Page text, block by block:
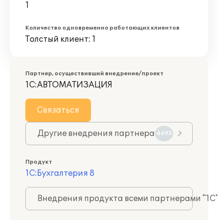
1
Количество одновременно работающих клиентов
Толстый клиент: 1
Партнер, осуществивший внедрение/проект
1С:АВТОМАТИЗАЦИЯ
Связаться
Другие внедрения партнера 4693
Продукт
1С:Бухгалтерия 8
Внедрения продукта всеми партнерами